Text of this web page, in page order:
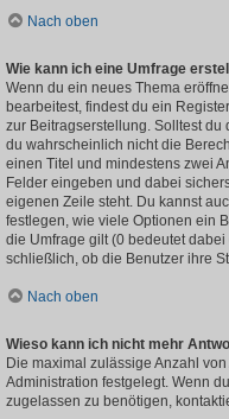
Nach oben
Wie kann ich eine Umfrage
Wenn du ein neues Thema
bearbeitest, findest du ein
zur Beitragserstellung. Solltest
du wahrscheinlich nicht die
einen Titel und mindestens zwei
Felder eingeben und dabei
eigenen Zeile steht. Du kannst
festlegen, wie viele Optionen ein
die Umfrage gilt (0 bedeutet
schließlich, ob die Benutzer ihre
Nach oben
Wieso kann ich nicht mehr
Die maximal zulässige Anzahl
Administration festgelegt. Wenn
zugelassen zu benötigen,